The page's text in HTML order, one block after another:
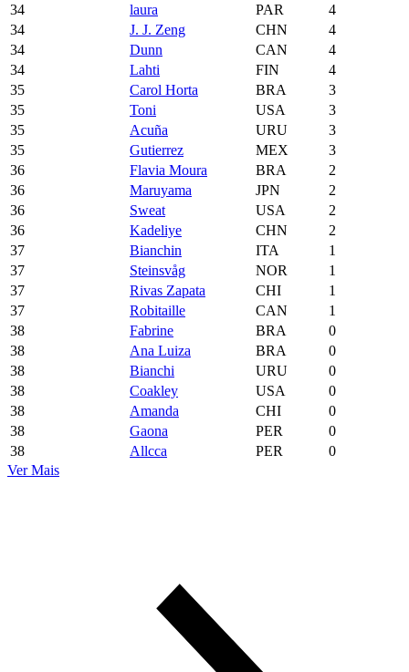
34
laura PAR
4
34
J. J. Zeng CHN
4
34
Dunn CAN
4
34
Lahti FIN
4
35
Carol Horta BRA
3
35
Toni USA
3
35
Acuña URU
3
35
Gutierrez MEX
3
36
Flavia Moura BRA
2
36
Maruyama JPN
2
36
Sweat USA
2
36
Kadeliye CHN
2
37
Bianchin ITA
1
37
Steinsvåg NOR
1
37
Rivas Zapata CHI
1
37
Robitaille CAN
1
38
Fabrine BRA
0
38
Ana Luiza BRA
0
38
Bianchi URU
0
38
Coakley USA
0
38
Amanda CHI
0
38
Gaona PER
0
38
Allcca PER
0
Ver Mais